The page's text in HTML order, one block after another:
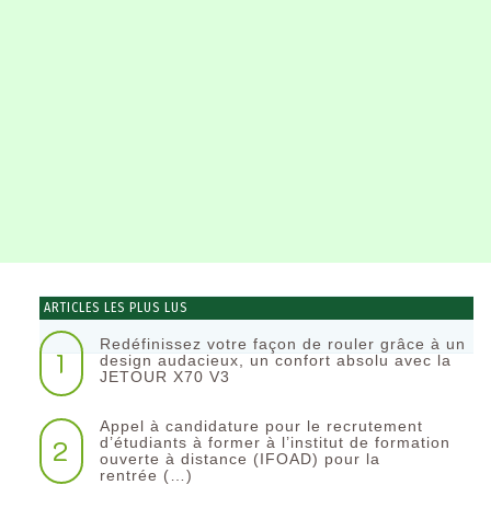
ARTICLES LES PLUS LUS
1
Redéfinissez votre façon de rouler grâce à un
design audacieux, un confort absolu avec la
JETOUR X70 V3
2
Appel à candidature pour le recrutement
d’étudiants à former à l’institut de formation
ouverte à distance (IFOAD) pour la
rentrée (…)